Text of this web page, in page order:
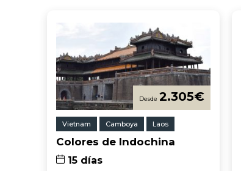
2.305€
Vietnam Camboya Laos
Colores de Indochina
15 días